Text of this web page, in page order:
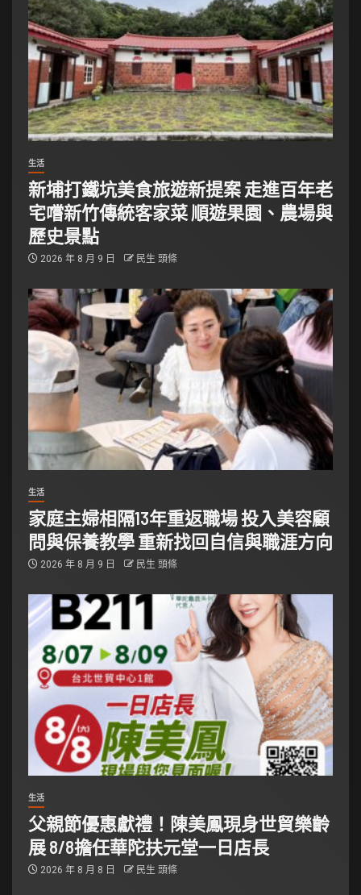
生活
新埔打鐵坑美食旅遊新提案 走進百年老
宅嚐新竹傳統客家菜 順遊果園、農場與
歷史景點
2026 年 8 月 9 日 民生 頭條
生活
家庭主婦相隔13年重返職場 投入美容顧
問與保養教學 重新找回自信與職涯方向
2026 年 8 月 9 日 民生 頭條
生活
父親節優惠獻禮！陳美鳳現身世貿樂齡
展 8/8擔任華陀扶元堂一日店長
2026 年 8 月 8 日 民生 頭條